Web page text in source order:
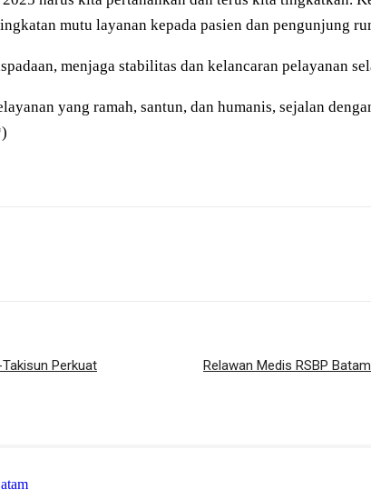
mutu layanan kepada pasien dan pengunjung
menjaga stabilitas dan kelancaran pelayanan
yang ramah, santun, dan humanis, sejalan
Perkuat
Relawan Medis RSBP